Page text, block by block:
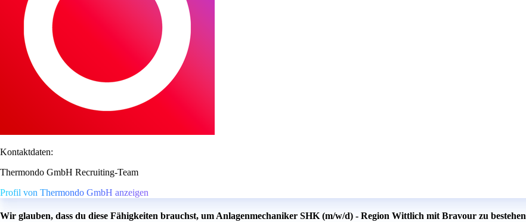
Kontaktdaten:
Thermondo GmbH Recruiting-Team
Profil von Thermondo GmbH anzeigen
Wir glauben, dass du diese Fähigkeiten brauchst, um Anlagenmechaniker SHK (m/w/d) - Region Wittlich mit Bravour zu bestehen